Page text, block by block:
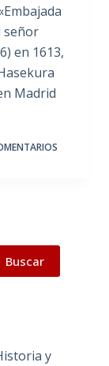
señor
en 1613,
Madrid
Buscar
y